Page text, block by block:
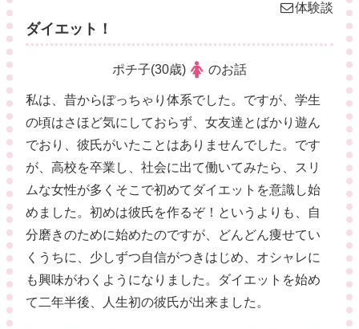
体験談
ダイエット！
ポチ子(30歳) のお話
私は、昔からぽっちゃり体系でした。ですが、学生
の頃はさほど気にしておらず、女友達とばかり遊ん
でおり、彼氏がいたことはありませんでした。です
が、高校を卒業し、社会に出て働いてみたら、スリ
ムな女性が多くそこで初めてダイエットを意識し始
めました。初めは彼氏を作るぞ！というよりも、自
分磨きのために始めたのですが、どんどん痩せてい
くうちに、少しずつ自信がつきはじめ、オシャレに
も興味がわくようになりました。ダイエットを始め
て二年半後、人生初の彼氏が出来ました。